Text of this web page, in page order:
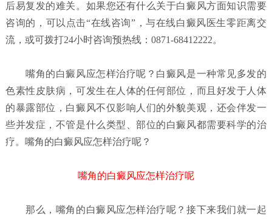
后易复发的难关。如果您还有什么关于白癜风方面知识需要
咨询的，可以点击“在线咨询”，与在线白癜风医生零距离交
流，或可拨打24小时咨询预热线：0871-68412222。
嘴角的白癜风应怎样治疗呢？ 白癜风是一种常见多发的
色素性皮肤病，可发生在人体的任何部位，而且好发于人体
的暴露部位，白癜风不仅影响人们的外貌美观，还会伴发一
些并发症，不管是什么类型、部位的白癜风都需要科学的治
疗。嘴角的白癜风应怎样治疗呢？
嘴角的白癜风应怎样治疗呢
那么，嘴角的白癜风应怎样治疗呢？接下来我们就一起